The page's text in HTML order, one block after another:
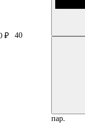
₽ 40
пар.